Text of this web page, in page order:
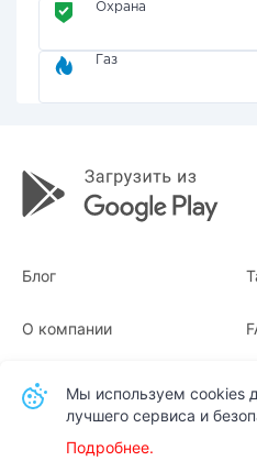
Охрана
Газ
Блог
О компании
Квитанции
Мы используем cookies
лучшего сервиса и
Подробнее.